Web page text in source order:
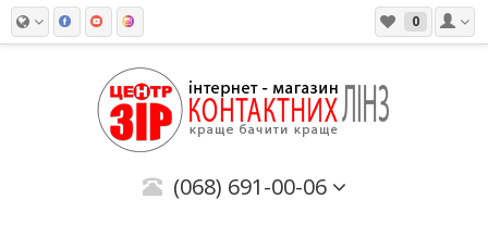
0
(068) 691-00-06